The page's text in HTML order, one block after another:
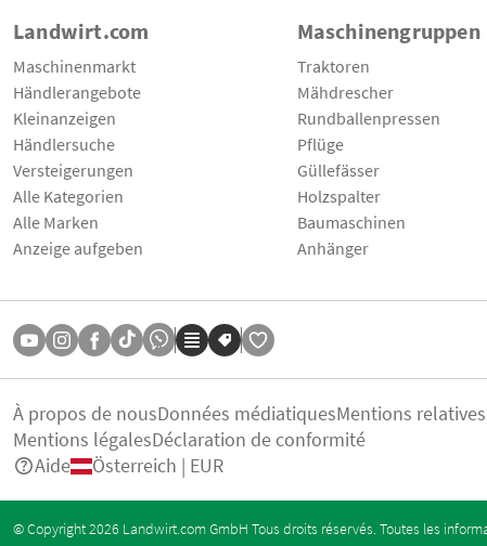
Landwirt.com
Maschinenmarkt
Händlerangebote
Kleinanzeigen
Händlersuche
Versteigerungen
Alle Kategorien
Alle Marken
Anzeige aufgeben
Maschinengruppen
Traktoren
Mähdrescher
Rundballenpressen
Pflüge
Güllefässer
Holzspalter
Baumaschinen
Anhänger
À propos de nousDonnées médiatiquesMentions
Mentions légalesDéclaration de conformité
Aide
Österreich | EUR
© Copyright 2026 Landwirt.com GmbH Tous droits réservés. Toutes les